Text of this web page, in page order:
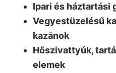
Ipari és háztartási
Vegyestüzelésű
kazánok
Hőszivattyúk,
elemek